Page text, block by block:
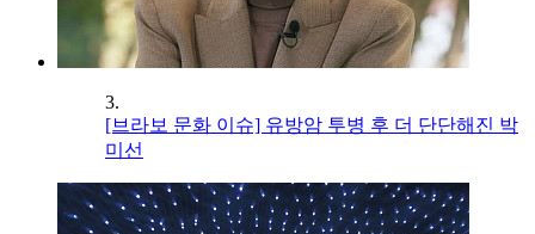
3.
[브라보 문화 이슈] 유방암 투병 후 더 단단해진 박
미선